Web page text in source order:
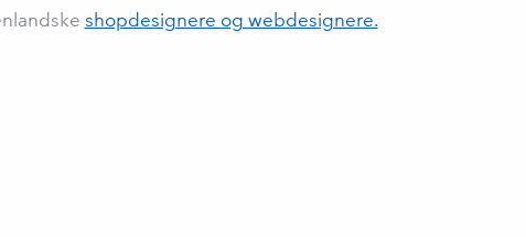
shopdesignere og webdesignere.